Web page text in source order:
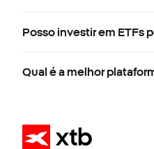
Posso investir em ETFs
Qual é a melhor